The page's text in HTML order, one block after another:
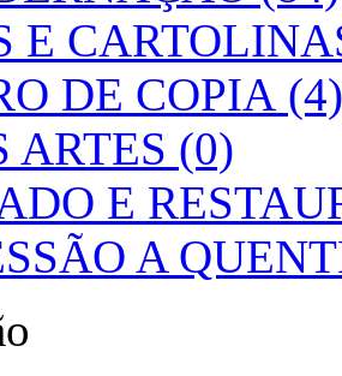
E
DE COPIA (4)
ARTES (0)
E
A